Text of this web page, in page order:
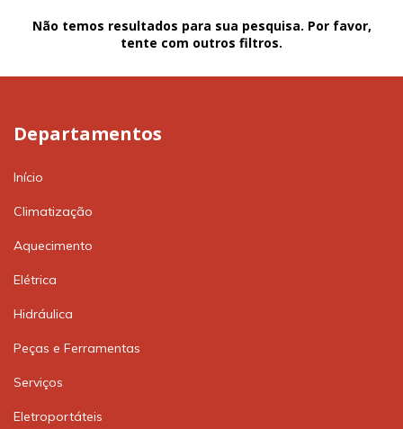
Não temos resultados para sua pesquisa. Por favor,
tente com outros filtros.
Departamentos
Início
Climatização
Aquecimento
Elétrica
Hidráulica
Peças e Ferramentas
Serviços
Eletroportáteis